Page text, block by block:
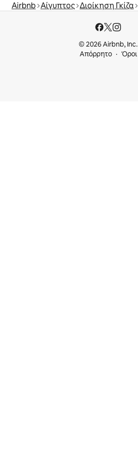
Airbnb Αίγυπτος Διοίκηση Γκίζα
© 2026 Airbnb, Inc.
Απόρρητο
Όροι